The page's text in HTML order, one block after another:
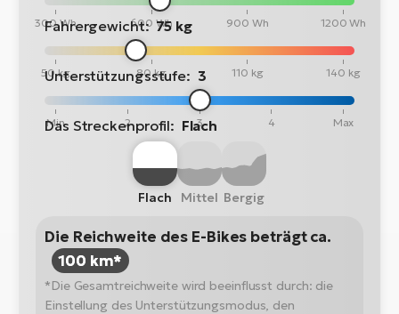
300 Wh 600 Wh 900 Wh 1200 Wh
Fahrergewicht: 75 kg
50 kg 80 kg 110 kg 140 kg
Unterstützungsstufe: 3
Min 2 3 4 Max
Das Streckenprofil: Flach
Flach Mittel Bergig
Die Reichweite des E-Bikes beträgt ca.
100 km*
*Die Gesamtreichweite wird beeinflusst durch: die
Einstellung des Unterstützungsmodus, den